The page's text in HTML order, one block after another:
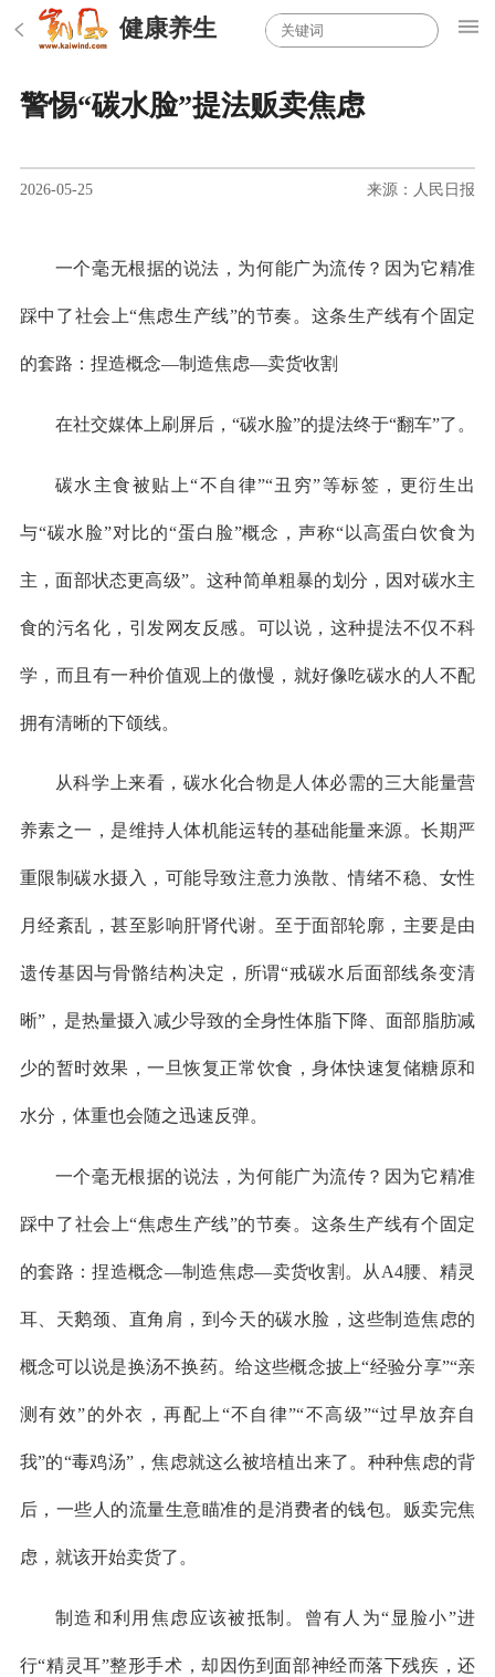
健康养生
警惕“碳水脸”提法贩卖焦虑
2026-05-25 来源：人民日报
一个毫无根据的说法，为何能广为流传？因为它精准
踩中了社会上“焦虑生产线”的节奏。这条生产线有个固定
的套路：捏造概念—制造焦虑—卖货收割
在社交媒体上刷屏后，“碳水脸”的提法终于“翻车”了。
碳水主食被贴上“不自律”“丑穷”等标签，更衍生出
与“碳水脸”对比的“蛋白脸”概念，声称“以高蛋白饮食为
主，面部状态更高级”。这种简单粗暴的划分，因对碳水主
食的污名化，引发网友反感。可以说，这种提法不仅不科
学，而且有一种价值观上的傲慢，就好像吃碳水的人不配
拥有清晰的下颌线。
从科学上来看，碳水化合物是人体必需的三大能量营
养素之一，是维持人体机能运转的基础能量来源。长期严
重限制碳水摄入，可能导致注意力涣散、情绪不稳、女性
月经紊乱，甚至影响肝肾代谢。至于面部轮廓，主要是由
遗传基因与骨骼结构决定，所谓“戒碳水后面部线条变清
晰”，是热量摄入减少导致的全身性体脂下降、面部脂肪减
少的暂时效果，一旦恢复正常饮食，身体快速复储糖原和
水分，体重也会随之迅速反弹。
一个毫无根据的说法，为何能广为流传？因为它精准
踩中了社会上“焦虑生产线”的节奏。这条生产线有个固定
的套路：捏造概念—制造焦虑—卖货收割。从A4腰、精灵
耳、天鹅颈、直角肩，到今天的碳水脸，这些制造焦虑的
概念可以说是换汤不换药。给这些概念披上“经验分享”“亲
测有效”的外衣，再配上“不自律”“不高级”“过早放弃自
我”的“毒鸡汤”，焦虑就这么被培植出来了。种种焦虑的背
后，一些人的流量生意瞄准的是消费者的钱包。贩卖完焦
虑，就该开始卖货了。
制造和利用焦虑应该被抵制。曾有人为“显脸小”进
行“精灵耳”整形手术，却因伤到面部神经而落下残疾，还